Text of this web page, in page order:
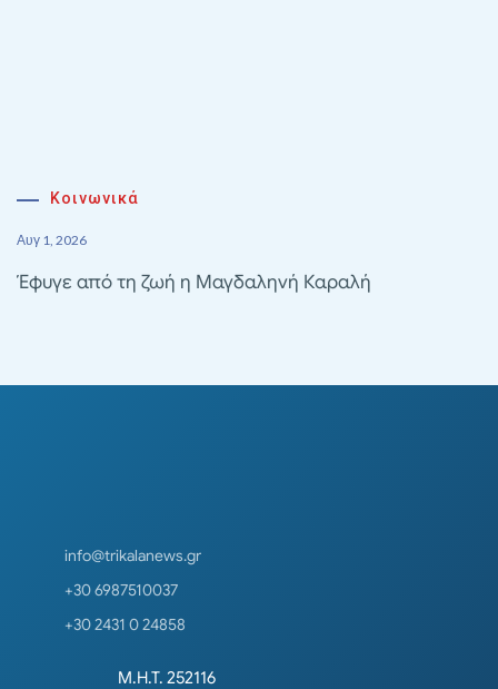
Κοινωνικά
Αυγ 1, 2026
Έφυγε από τη ζωή η Μαγδαληνή Καραλή
info@trikalanews.gr
+30 6987510037
+30 2431 0 24858
Μ.Η.Τ. 252116